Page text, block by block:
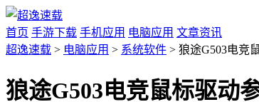
首页 手游下载 手机应用 电脑应用 文章资讯
超逸速载 > 电脑应用 > 系统软件 > 狼途G503电竞
狼途G503电竞鼠标驱动